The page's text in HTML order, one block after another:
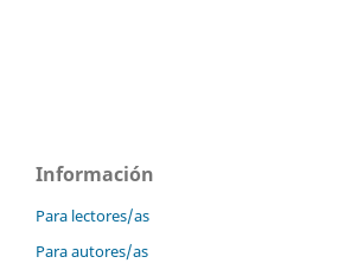
Información
Para lectores/as
Para autores/as